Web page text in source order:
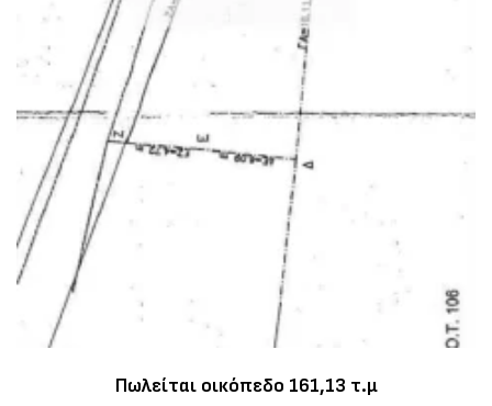
Πωλείται οικόπεδο 161,13 τ.μ